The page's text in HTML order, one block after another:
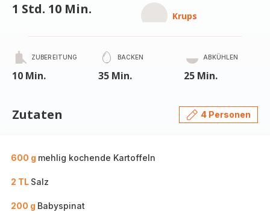
1 Std. 10 Min. Krups
ZUBEREITUNG
10 Min.
BACKEN
35 Min.
ABKÜHLEN
25 Min.
Zutaten 4 Personen
600 g mehlig kochende Kartoffeln
2 TL Salz
200 g Babyspinat